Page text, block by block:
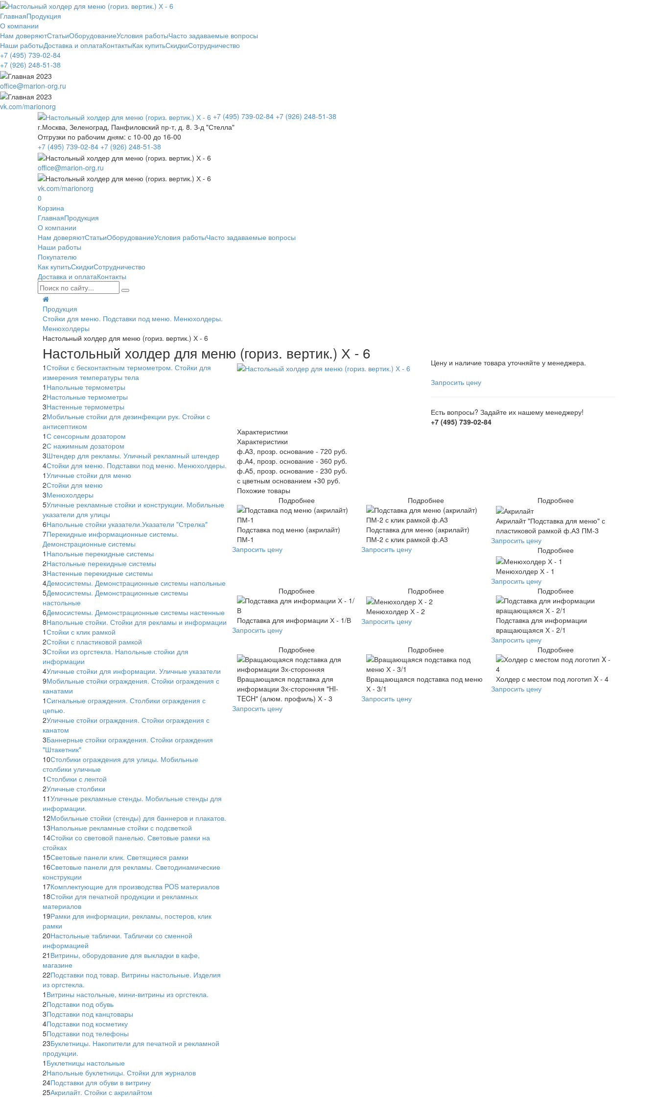
ГлавнаяПродукция
О компании
Нам доверяютСтатьиОборудованиеУсловия работыЧасто задаваемые вопросы
Наши работыДоставка и оплатаКонтактыКак купитьСкидкиСотрудничество
+7 (495) 739-02-84
+7 (926) 248-51-38
office@marion-org.ru
vk.com/marionorg
+7 (495) 739-02-84 +7 (926) 248-51-38
г.Москва, Зеленоград, Панфиловский пр-т, д. 8. З-д "Стелла"
Отгрузки по рабочим дням: с 10-00 до 16-00
+7 (495) 739-02-84 +7 (926) 248-51-38
office@marion-org.ru
vk.com/marionorg
0
Корзина
ГлавнаяПродукция
О компании
Нам доверяютСтатьиОборудованиеУсловия работыЧасто задаваемые вопросы
Наши работы
Покупателю
Как купитьСкидкиСотрудничество
Доставка и оплатаКонтакты
Продукция
Стойки для меню. Подставки под меню. Менюхолдеры.
Менюхолдеры
Настольный холдер для меню (гориз. вертик.) Х - 6
Настольный холдер для меню (гориз. вертик.) Х - 6
Цену и наличие товара уточняйте у менеджера.
Запросить цену
Есть вопросы? Задайте их нашему менеджеру!
+7 (495) 739-02-84
Характеристики
Характеристики
ф.А3, прозр. основание - 720 руб.
ф.А4, прозр. основание - 360 руб.
ф.А5, прозр. основание - 230 руб.
с цветным основанием +30 руб.
Похожие товары
Подробнее
Подставка под меню (акрилайт)
ПМ-1
Запросить цену
Подробнее
Подставка для меню (акрилайт)
ПМ-2 с клик рамкой ф.А3
Запросить цену
Подробнее
Акрилайт "Подставка для меню" с
пластиковой рамкой ф.А3 ПМ-3
Запросить цену
Подробнее
Менюхолдер Х - 1
Запросить цену
Подробнее
Подставка для информации Х - 1/В
Запросить цену
Подробнее
Менюхолдер Х - 2
Запросить цену
Подробнее
Подставка для информации
вращающаяся Х - 2/1
Запросить цену
Подробнее
Вращающаяся подставка для
информации 3х-сторонняя "HI-
TECH" (алюм. профиль) Х - 3
Запросить цену
Подробнее
Вращающаяся подставка под меню
Х - 3/1
Запросить цену
Подробнее
Холдер с местом под логотип X - 4
Запросить цену
1Стойки с бесконтактным термометром. Стойки для
измерения температуры тела
1 Напольные термометры
2Настольные термометры
3Настенные термометры
2Мобильные стойки для дезинфекции рук. Стойки с
антисептиком
1С сенсорным дозатором
2С нажимным дозатором
3Штендер для рекламы. Уличный рекламный штендер
4Стойки для меню. Подставки под меню. Менюхолдеры.
1Уличные стойки для меню
2Стойки для меню
3Менюхолдеры
5Уличные рекламные стойки и конструкции. Мобильные
указатели для улицы
6Напольные стойки указатели.Указатели "Стрелка"
7Перекидные информационные системы.
Демонстрационные системы
1 Напольные перекидные системы
2Настольные перекидные системы
3Настенные перекидные системы
4Демосистемы. Демонстрационные системы напольные
5Демосистемы. Демонстрационные системы
настольные
6Демосистемы. Демонстрационные системы настенные
8Напольные стойки. Стойки для рекламы и информации
1Стойки с клик рамкой
2Стойки с пластиковой рамкой
3Стойки из оргстекла. Напольные стойки для
информации
4Уличные стойки для информации. Уличные указатели
9Мобильные стойки ограждения. Стойки ограждения с
канатами
1Сигнальные ограждения. Столбики ограждения с
цепью.
2Уличные стойки ограждения. Стойки ограждения с
канатом
3Баннерные стойки ограждения. Стойки ограждения
"Штакетник"
10Столбики ограждения для улицы. Мобильные
столбики уличные
1Столбики с лентой
2Уличные столбики
11Уличные рекламные стенды. Мобильные стенды для
информации.
12Мобильные стойки (стенды) для баннеров и плакатов.
13Напольные рекламные стойки с подсветкой
14Стойки со световой панелью. Световые рамки на
стойках
15Световые панели клик. Светящиеся рамки
16Световые панели для рекламы. Светодинамические
конструкции
17Комплектующие для производства POS материалов
18Стойки для печатной продукции и рекламных
материалов
19Рамки для информации, рекламы, постеров, клик
рамки
20Настольные таблички. Таблички со сменной
информацией
21 Витрины, оборудование для выкладки в кафе,
магазине
22Подставки под товар. Витрины настольные. Изделия
из оргстекла.
1 Витрины настольные, мини-витрины из оргстекла.
2Подставки под обувь
3Подставки под канцтовары
4Подставки под косметику
5Подставки под телефоны
23Буклетницы. Накопители для печатной и рекламной
продукции.
1 Буклетницы настольные
2Напольные буклетницы. Стойки для журналов
24Подставки для обуви в витрину
25Акрилайт. Стойки с акрилайтом